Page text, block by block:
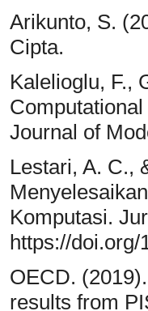
Arikunto, S.
Cipta.
Kalelioglu, F.,
Journal of
Lestari, A. C.,
Komputasi.
https://doi.org/
OECD.
results from